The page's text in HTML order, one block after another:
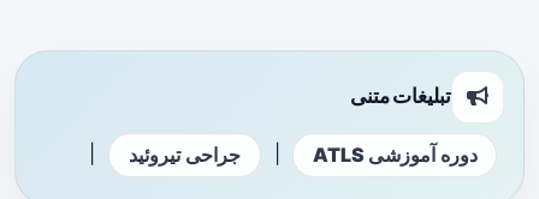
تبلیغات متنی
دوره آموزشی ATLS جراحی تیروئید